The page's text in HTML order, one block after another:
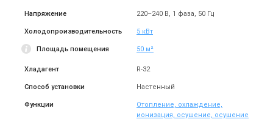
Купить Купить
Напряжение 220–240 B, 1 фаза, 50 Гц
Холодопроизводительность 5 кВт
Площадь помещения 50 м²
Хладагент R-32
Способ установки Настенный
Функции
Отопление, охлаждение,
ионизация, осушение, осушение